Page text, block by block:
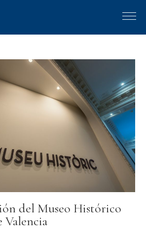
del Museo Histórico
Valencia